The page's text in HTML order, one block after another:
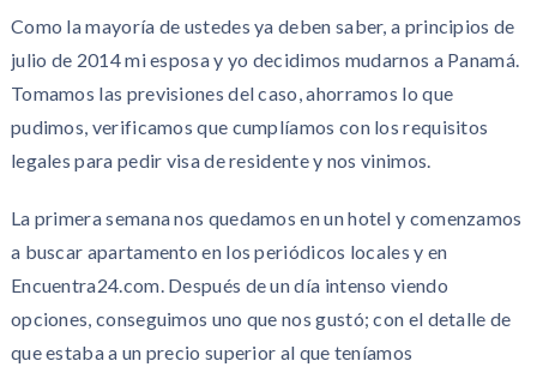
Como la mayoría de ustedes ya deben saber, a principios de
julio de 2014 mi esposa y yo decidimos mudarnos a Panamá.
Tomamos las previsiones del caso, ahorramos lo que
pudimos, verificamos que cumplíamos con los requisitos
legales para pedir visa de residente y nos vinimos.
La primera semana nos quedamos en un hotel y comenzamos
a buscar apartamento en los periódicos locales y en
Encuentra24.com. Después de un día intenso viendo
opciones, conseguimos uno que nos gustó; con el detalle de
que estaba a un precio superior al que teníamos